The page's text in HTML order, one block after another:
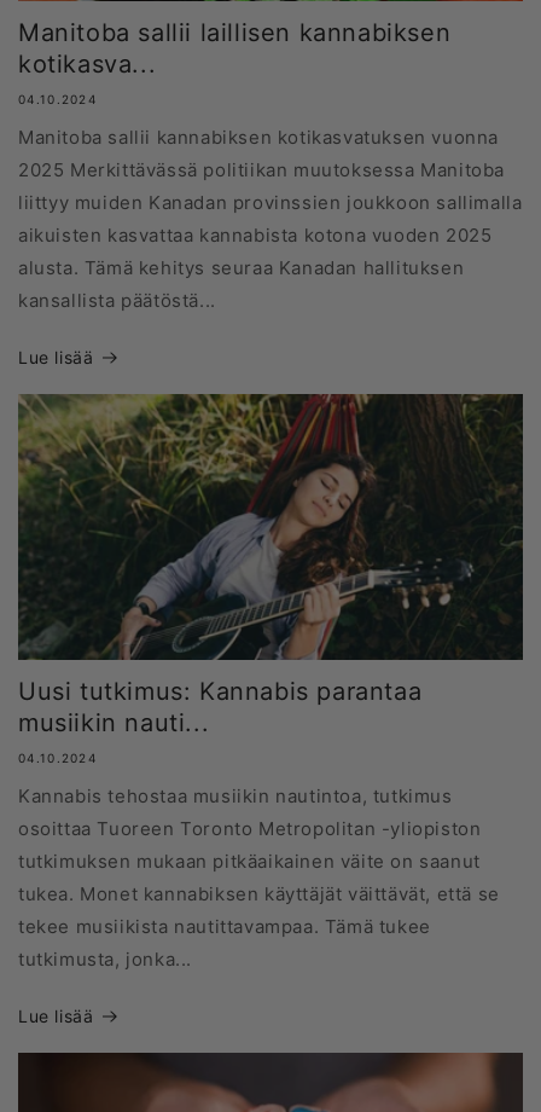
Manitoba sallii laillisen kannabiksen
kotikasva...
04.10.2024
Manitoba sallii kannabiksen kotikasvatuksen vuonna
2025 Merkittävässä politiikan muutoksessa Manitoba
liittyy muiden Kanadan provinssien joukkoon sallimalla
aikuisten kasvattaa kannabista kotona vuoden 2025
alusta. Tämä kehitys seuraa Kanadan hallituksen
kansallista päätöstä...
Lue lisää
Uusi tutkimus: Kannabis parantaa
musiikin nauti...
04.10.2024
Kannabis tehostaa musiikin nautintoa, tutkimus
osoittaa Tuoreen Toronto Metropolitan -yliopiston
tutkimuksen mukaan pitkäaikainen väite on saanut
tukea. Monet kannabiksen käyttäjät väittävät, että se
tekee musiikista nautittavampaa. Tämä tukee
tutkimusta, jonka...
Lue lisää